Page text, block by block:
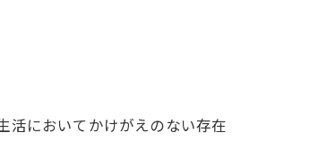
活においてかけがえのない存在